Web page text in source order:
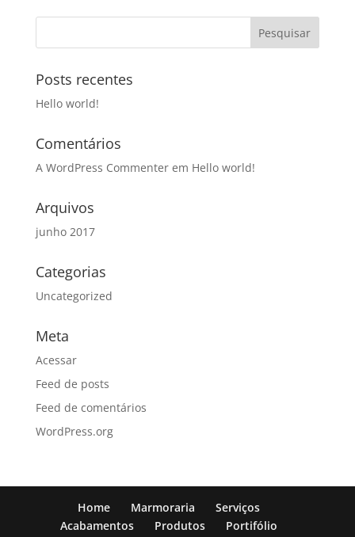
c
e
b
o
o
k
st
o
d
o
n
ai
l
ar
e
Posts recentes
Hello world!
Comentários
A WordPress Commenterem Hello world!
Arquivos
junho 2017
Categorias
Uncategorized
Meta
Acessar
Feed de posts
Feed de comentários
WordPress.org
Home Marmoraria
Serviços
Acabamentos
Produtos
Portifólio